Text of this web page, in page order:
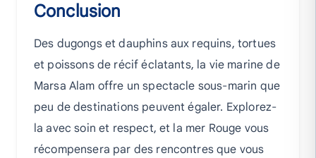
Conclusion
Des dugongs et dauphins aux requins, tortues
et poissons de récif éclatants, la vie marine de
Marsa Alam offre un spectacle sous-marin que
peu de destinations peuvent égaler. Explorez-
la avec soin et respect, et la mer Rouge vous
récompensera par des rencontres que vous